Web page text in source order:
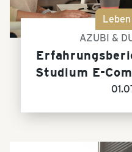
AZUBI &
Studium E-